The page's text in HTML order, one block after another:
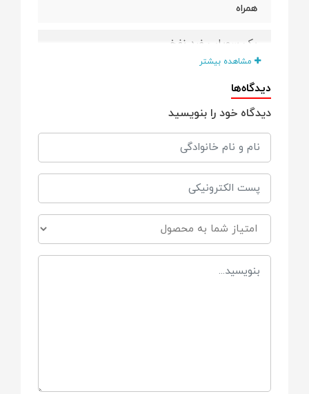
همراه
یک سوپاپ ضد نفخ
ویژگی
سرشیشه و سوپاپ ضد نفخ
خواص
قابل انعطاف - سری گرد و سیلیکونی و قابل باز
یافت
مناسب برای
همه شیشه شیر های نوویتا
مشاهده بیشتر
دیدگاه‌ها
دیدگاه خود را بنویسید